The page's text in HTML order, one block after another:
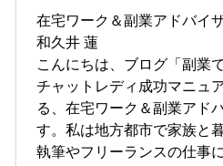
在宅ワーク＆副業アドバイ
和久井 蓮
こんにちは、ブログ「副業
チャットレディ成功マニュ
る、在宅ワーク＆副業ア
す。私は地方都市で家族と
執筆やフリーランスの仕事